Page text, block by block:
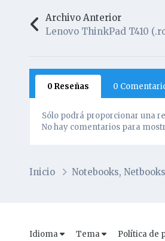
Archivo Anterior
Lenovo ThinkPad T410
0 Reseñas 0
Sólo podrá proporcionar una
No hay comentarios para
Inicio Notebooks,
Idioma Tema Política de